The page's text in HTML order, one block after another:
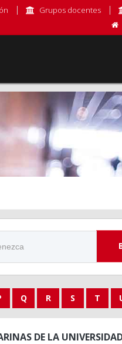
Grupos docentes
Q R S T
DE LA